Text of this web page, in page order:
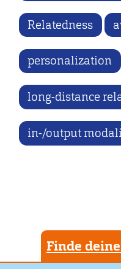
Relatedness
personalization
long-distance
in-/output
Finde